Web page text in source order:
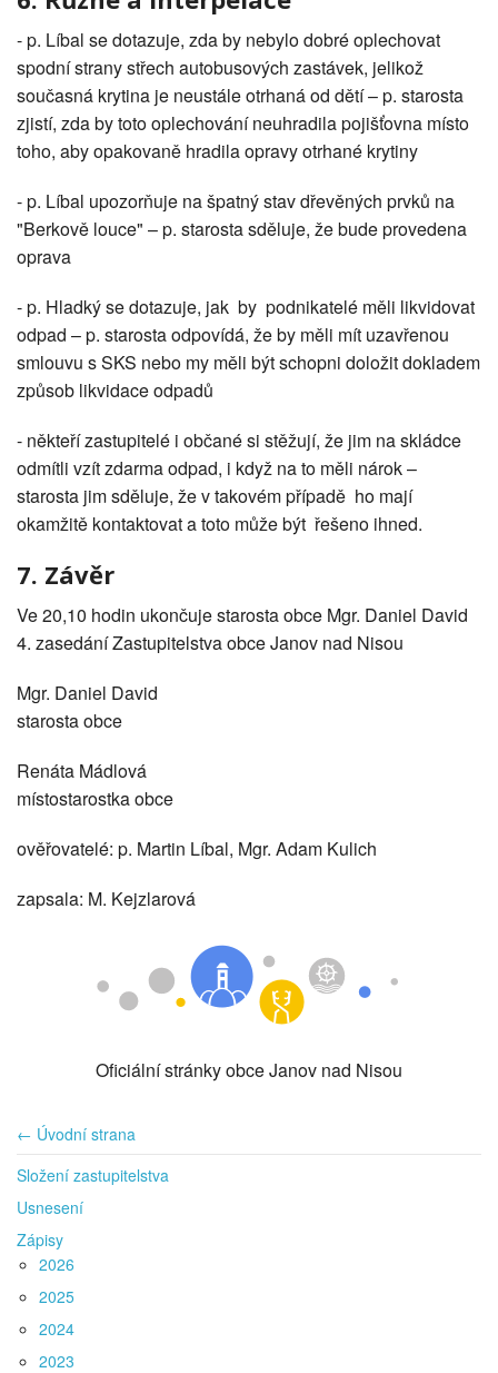
- p. Líbal se dotazuje, zda by nebylo dobré oplechovat
spodní strany střech autobusových zastávek, jelikož
současná krytina je neustále otrhaná od dětí – p. starosta
zjistí, zda by toto oplechování neuhradila pojišťovna místo
toho, aby opakovaně hradila opravy otrhané krytiny
- p. Líbal upozorňuje na špatný stav dřevěných prvků na
"Berkově louce" – p. starosta sděluje, že bude provedena
oprava
- p. Hladký se dotazuje, jak by podnikatelé měli likvidovat
odpad – p. starosta odpovídá, že by měli mít uzavřenou
smlouvu s SKS nebo my měli být schopni doložit dokladem
způsob likvidace odpadů
- někteří zastupitelé i občané si stěžují, že jim na skládce
odmítli vzít zdarma odpad, i když na to měli nárok –
starosta jim sděluje, že v takovém případě ho mají
okamžitě kontaktovat a toto může být řešeno ihned.
7. Závěr
Ve 20,10 hodin ukončuje starosta obce Mgr. Daniel David
4. zasedání Zastupitelstva obce Janov nad Nisou
Mgr. Daniel David
starosta obce
Renáta Mádlová
místostarostka obce
ověřovatelé: p. Martin Líbal, Mgr. Adam Kulich
zapsala: M. Kejzlarová
Oficiální stránky obce Janov nad Nisou
← Úvodní strana
Složení zastupitelstva
Usnesení
Zápisy
2026
2025
2024
2023